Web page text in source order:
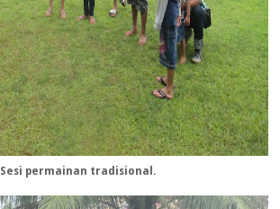
Sesi permainan tradisional.